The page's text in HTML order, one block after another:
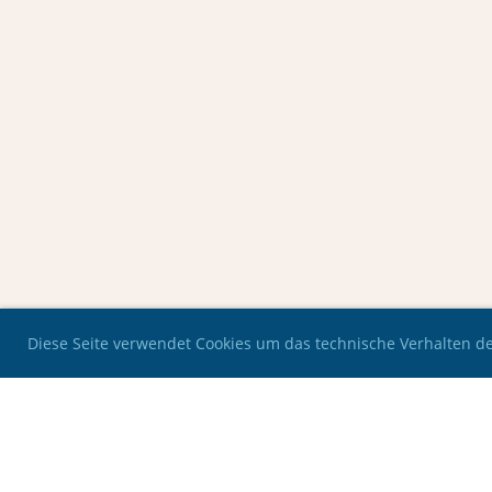
Diese Seite verwendet Cookies um das technische Verhalten